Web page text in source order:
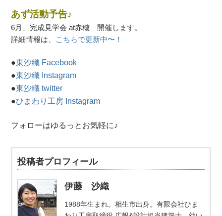
あず活動予告♪
6月、完成見学会 at赤穂 開催します。
詳細情報は、 こちらで更新中〜！
●東沙織 Facebook
●東沙織 Instagram
●東沙織 twitter
●ひまわり工房 Instagram
フォローはゆるっとお気軽に♪
投稿者プロフィール
伊藤 沙織
1988年生まれ。相生市出身。有限会社ひま